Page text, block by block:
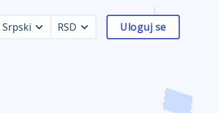
Srpski RSD Uloguj se